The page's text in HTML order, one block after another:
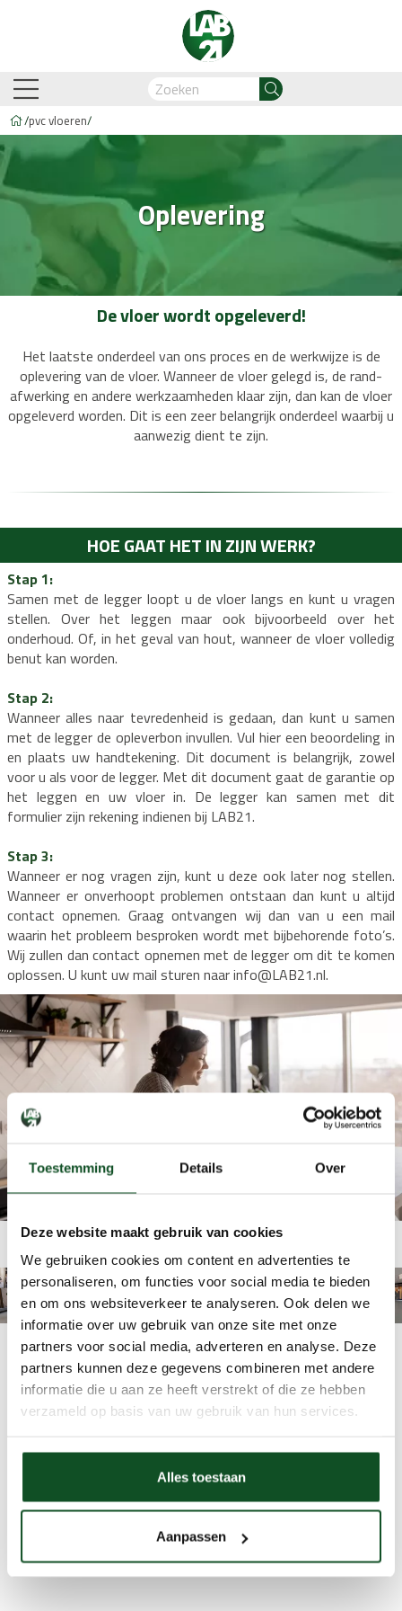
Toestemming Details Over
Deze website maakt gebruik van cookies
We gebruiken cookies om content en advertenties te
personaliseren, om functies voor social media te bieden
en om ons websiteverkeer te analyseren. Ook delen we
informatie over uw gebruik van onze site met onze
partners voor social media, adverteren en analyse. Deze
partners kunnen deze gegevens combineren met andere
informatie die u aan ze heeft verstrekt of die ze hebben
verzameld op basis van uw gebruik van hun services.
Alles toestaan
Aanpassen
Oostzaan Amsterdam-Zuidoost Breda
Automation & AI
Lijm PVC vloeren PVC visgraat
Belakos Cavallino Cortina
Legservice
Legmateriaal
Proces en
Laminaat restpartijen Klik laminaat
Budget-line Floorlife Heritage
Legdienst
Legservice
Legmateriaal
Service informatie
Proces en
Eiken vloeren Eiken visgraat
Arborea Elora
Legdienst
Legservice
Service
Vloerverwarming Legdienst
Vloer van de Week
/pvc vloeren/
Oplevering
De vloer wordt opgeleverd!
Het laatste onderdeel van ons proces en de werkwijze is de
oplevering van de vloer. Wanneer de vloer gelegd is, de rand-
afwerking en andere werkzaamheden klaar zijn, dan kan de vloer
opgeleverd worden. Dit is een zeer belangrijk onderdeel waarbij u
aanwezig dient te zijn.
HOE GAAT HET IN ZIJN WERK?
Stap 1:
Samen met de legger loopt u de vloer langs en kunt u vragen
stellen. Over het leggen maar ook bijvoorbeeld over het
onderhoud. Of, in het geval van hout, wanneer de vloer volledig
benut kan worden.
Stap 2:
Wanneer alles naar tevredenheid is gedaan, dan kunt u samen
met de legger de opleverbon invullen. Vul hier een beoordeling in
en plaats uw handtekening. Dit document is belangrijk, zowel
voor u als voor de legger. Met dit document gaat de garantie op
het leggen en uw vloer in. De legger kan samen met dit
formulier zijn rekening indienen bij LAB21.
Stap 3:
Wanneer er nog vragen zijn, kunt u deze ook later nog stellen.
Wanneer er onverhoopt problemen ontstaan dan kunt u altijd
contact opnemen. Graag ontvangen wij dan van u een mail
waarin het probleem besproken wordt met bijbehorende foto’s.
Wij zullen dan contact opnemen met de legger om dit te komen
oplossen. U kunt uw mail sturen naar info@LAB21.nl.
Kom naar één van onze zestien showrooms!